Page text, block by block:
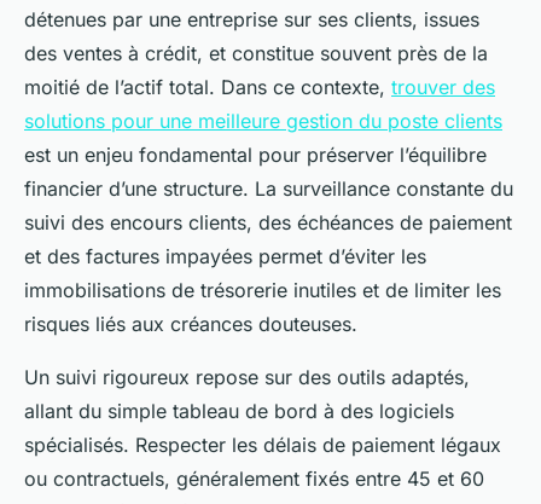
détenues par une entreprise sur ses clients, issues
des ventes à crédit, et constitue souvent près de la
moitié de l’actif total. Dans ce contexte, trouver des
solutions pour une meilleure gestion du poste clients
est un enjeu fondamental pour préserver l’équilibre
financier d’une structure. La surveillance constante du
suivi des encours clients, des échéances de paiement
et des factures impayées permet d’éviter les
immobilisations de trésorerie inutiles et de limiter les
risques liés aux créances douteuses.
Un suivi rigoureux repose sur des outils adaptés,
allant du simple tableau de bord à des logiciels
spécialisés. Respecter les délais de paiement légaux
ou contractuels, généralement fixés entre 45 et 60